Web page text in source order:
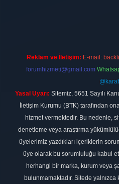
Reklam ve İletişim: E-mail:
forumhizmeti@gmail.com
Yasal Uyarı: Sitemiz, 5651 Sayılı
İletişim Kurumu (BTK) tarafından
hizmet vermektedir. Bu nedenle,
denetleme veya araştırma
üyelerimiz yazdıkları içeriklerin
üye olarak bu sorumluluğu kabul
herhangi bir marka, kurum veya
bulunmamaktadır. Sitede yalnızca